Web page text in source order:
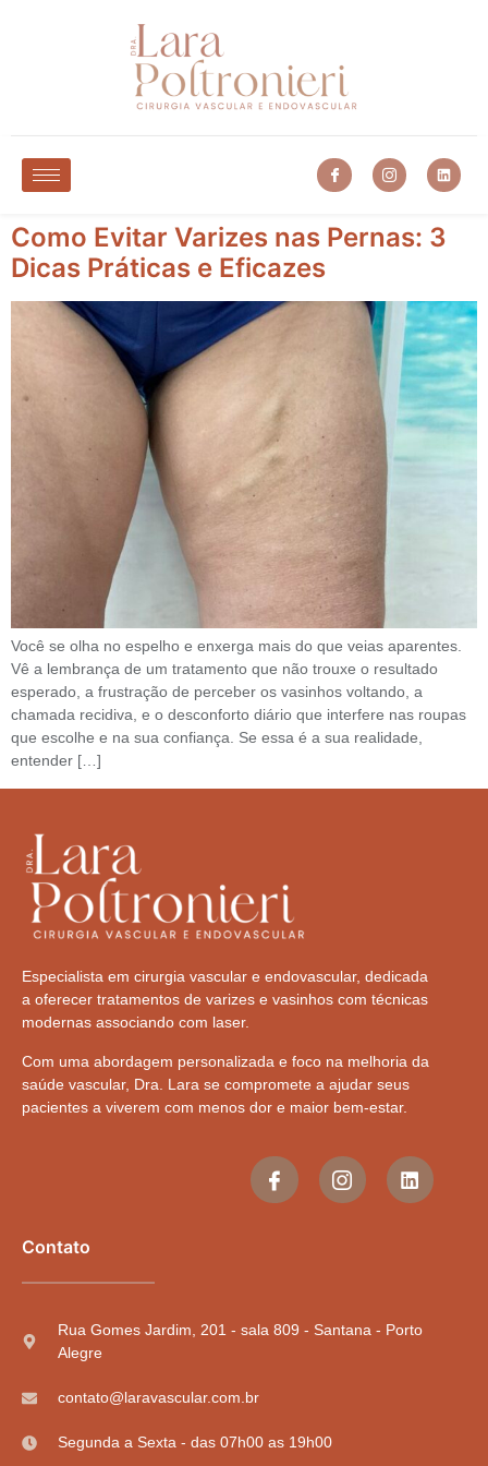
Como Evitar Varizes nas Pernas: 3
Dicas Práticas e Eficazes
Você se olha no espelho e enxerga mais do que veias aparentes.
Vê a lembrança de um tratamento que não trouxe o resultado
esperado, a frustração de perceber os vasinhos voltando, a
chamada recidiva, e o desconforto diário que interfere nas roupas
que escolhe e na sua confiança. Se essa é a sua realidade,
entender […]
Especialista em cirurgia vascular e endovascular, dedicada
a oferecer tratamentos de varizes e vasinhos com técnicas
modernas associando com laser.
Com uma abordagem personalizada e foco na melhoria da
saúde vascular, Dra. Lara se compromete a ajudar seus
pacientes a viverem com menos dor e maior bem-estar.
Contato
Rua Gomes Jardim, 201 - sala 809 - Santana - Porto
Alegre
contato@laravascular.com.br
Segunda a Sexta - das 07h00 as 19h00